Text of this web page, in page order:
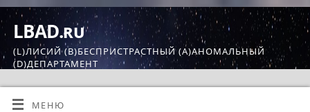
LBAD.ru
(L)ЛИСИЙ (B)БЕСПРИСТРАСТНЫЙ (A)АНОМАЛЬНЫЙ
(D)ДЕПАРТАМЕНТ
МЕНЮ